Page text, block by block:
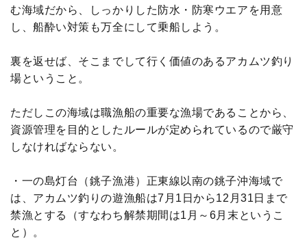
む海域だから、しっかりした防水・防寒ウエアを用意
し、船酔い対策も万全にして乗船しよう。
裏を返せば、そこまでして行く価値のあるアカムツ釣り
場ということ。
ただしこの海域は職漁船の重要な漁場であることから、
資源管理を目的としたルールが定められているので厳守
しなければならない。
・一の島灯台（銚子漁港）正東線以南の銚子沖海域で
は、アカムツ釣りの遊漁船は7月1日から12月31日まで
禁漁とする（すなわち解禁期間は1月～6月末というこ
と）。